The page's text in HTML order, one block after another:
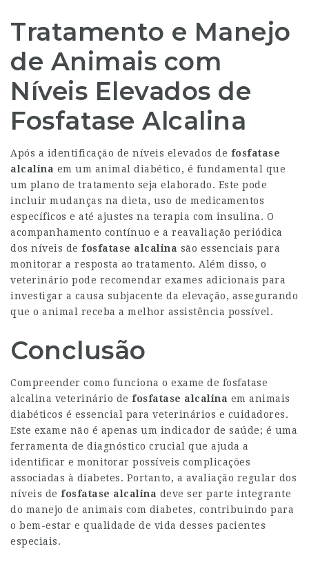
Tratamento e Manejo
de Animais com
Níveis Elevados de
Fosfatase Alcalina
Após a identificação de níveis elevados de fosfatase
alcalina em um animal diabético, é fundamental que
um plano de tratamento seja elaborado. Este pode
incluir mudanças na dieta, uso de medicamentos
específicos e até ajustes na terapia com insulina. O
acompanhamento contínuo e a reavaliação periódica
dos níveis de fosfatase alcalina são essenciais para
monitorar a resposta ao tratamento. Além disso, o
veterinário pode recomendar exames adicionais para
investigar a causa subjacente da elevação, assegurando
que o animal receba a melhor assistência possível.
Conclusão
Compreender como funciona o exame de fosfatase
alcalina veterinário de fosfatase alcalina em animais
diabéticos é essencial para veterinários e cuidadores.
Este exame não é apenas um indicador de saúde; é uma
ferramenta de diagnóstico crucial que ajuda a
identificar e monitorar possíveis complicações
associadas à diabetes. Portanto, a avaliação regular dos
níveis de fosfatase alcalina deve ser parte integrante
do manejo de animais com diabetes, contribuindo para
o bem-estar e qualidade de vida desses pacientes
especiais.